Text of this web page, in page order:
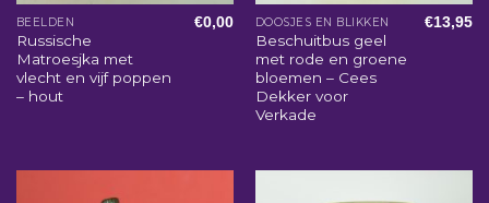
BEELDEN
Russische
Matroesjka met
vlecht en vijf poppen
– hout
€0,00 DOOSJES EN BLIKKEN
Beschuitbus geel
met rode en groene
bloemen – Cees
Dekker voor
Verkade
€13,95